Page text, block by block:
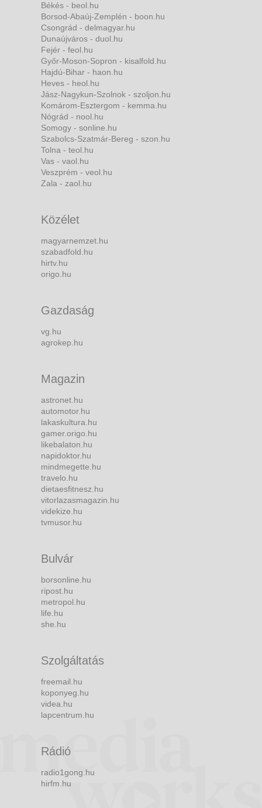
Békés - beol.hu
Borsod-Abaúj-Zemplén - boon.hu
Csongrád - delmagyar.hu
Dunaújváros - duol.hu
Fejér - feol.hu
Győr-Moson-Sopron - kisalfold.hu
Hajdú-Bihar - haon.hu
Heves - heol.hu
Jász-Nagykun-Szolnok - szoljon.hu
Komárom-Esztergom - kemma.hu
Nógrád - nool.hu
Somogy - sonline.hu
Szabolcs-Szatmár-Bereg - szon.hu
Tolna - teol.hu
Vas - vaol.hu
Veszprém - veol.hu
Zala - zaol.hu
Közélet
magyarnemzet.hu
szabadfold.hu
hirtv.hu
origo.hu
Gazdaság
vg.hu
agrokep.hu
Magazin
astronet.hu
automotor.hu
lakaskultura.hu
gamer.origo.hu
likebalaton.hu
napidoktor.hu
mindmegette.hu
travelo.hu
dietaesfitnesz.hu
vitorlazasmagazin.hu
videkize.hu
tvmusor.hu
Bulvár
borsonline.hu
ripost.hu
metropol.hu
life.hu
she.hu
Szolgáltatás
freemail.hu
koponyeg.hu
videa.hu
lapcentrum.hu
Rádió
radio1gong.hu
hirfm.hu